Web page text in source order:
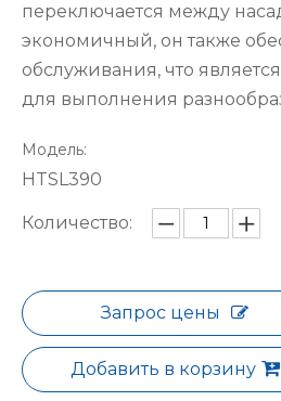
переключается между
экономичный, он также
обслуживания, что
для выполнения
Модель:
HTSL390
Количество:
Запрос цены
Добавить в корзину